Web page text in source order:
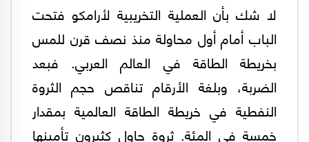
لا شك بأن العملية التخريبية لأرامكو فتحت
الباب أمام أول محاولة منذ نصف قرن للمس
بخريطة الطاقة في العالم العربي. فبعد
الضربة، وبلغة الأرقام تناقص حجم الثروة
النفطية في خريطة الطاقة العالمية بمقدار
خمسة في المئة. ثروة حاول كثيرون تأمينها